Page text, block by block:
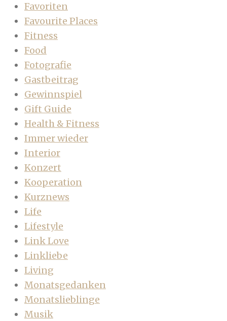
Favoriten
Favourite Places
Fitness
Food
Fotografie
Gastbeitrag
Gewinnspiel
Gift Guide
Health & Fitness
Immer wieder
Interior
Konzert
Kooperation
Kurznews
Life
Lifestyle
Link Love
Linkliebe
Living
Monatsgedanken
Monatslieblinge
Musik